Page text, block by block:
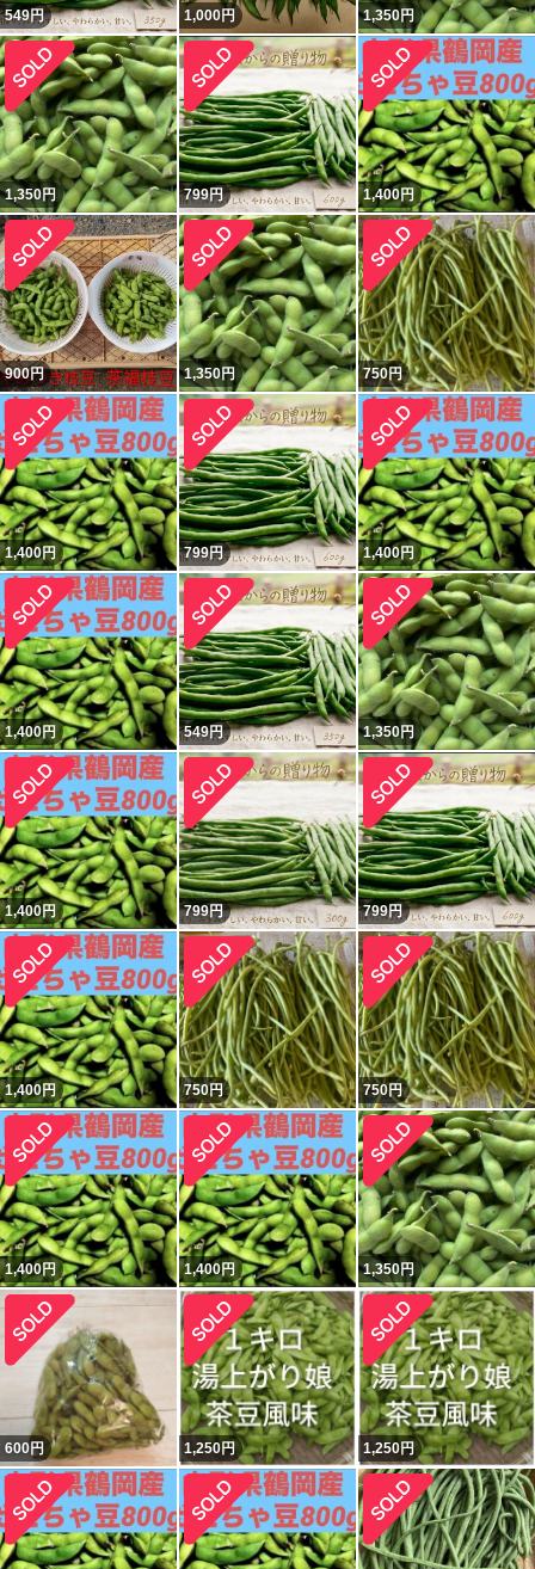
549円 1,000円 1,350円
1,350円 799円 1,400円
900円 1,350円 750円
1,400円 799円 1,400円
1,400円 549円 1,350円
1,400円 799円 799円
1,400円 750円 750円
1,400円 1,400円 1,350円
600円 1,250円 1,250円